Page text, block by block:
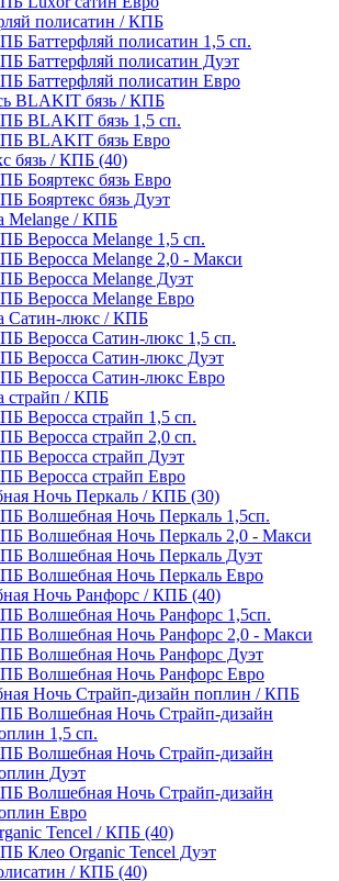
полисатин / КПБ
Баттерфляй полисатин 1,5 сп.
Баттерфляй полисатин Дуэт
Баттерфляй полисатин Евро
BLAKIT бязь / КПБ
BLAKIT бязь 1,5 сп.
BLAKIT бязь Евро
бязь / КПБ (40)
Бояртекс бязь Евро
Бояртекс бязь Дуэт
Melange / КПБ
Веросса Melange 1,5 сп.
Веросса Melange 2,0 - Макси
Веросса Melange Дуэт
Веросса Melange Евро
Сатин-люкс / КПБ
Веросса Сатин-люкс 1,5 сп.
Веросса Сатин-люкс Дуэт
Веросса Сатин-люкс Евро
страйп / КПБ
Веросса страйп 1,5 сп.
Веросса страйп 2,0 сп.
Веросса страйп Дуэт
Веросса страйп Евро
Ночь Перкаль / КПБ (30)
Волшебная Ночь Перкаль 1,5сп.
Волшебная Ночь Перкаль 2,0 - Макси
Волшебная Ночь Перкаль Дуэт
Волшебная Ночь Перкаль Евро
Ночь Ранфорс / КПБ (40)
Волшебная Ночь Ранфорс 1,5сп.
Волшебная Ночь Ранфорс 2,0 - Макси
Волшебная Ночь Ранфорс Дуэт
Волшебная Ночь Ранфорс Евро
Ночь Страйп-дизайн поплин / КПБ
Волшебная Ночь Страйп-дизайн
1,5 сп.
Волшебная Ночь Страйп-дизайн
Дуэт
Волшебная Ночь Страйп-дизайн
Евро
Tencel / КПБ (40)
Клео Organic Tencel Дуэт
/ КПБ (40)